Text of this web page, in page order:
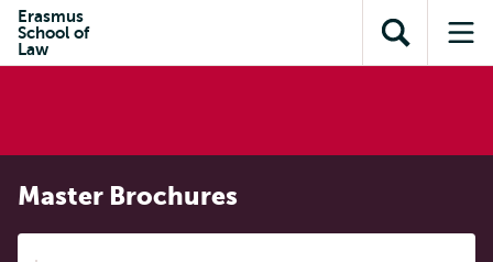
inhoud
Direct naar
subnavigatie
Erasmus
School of
Law
Toon
zoekveld
Master Brochures